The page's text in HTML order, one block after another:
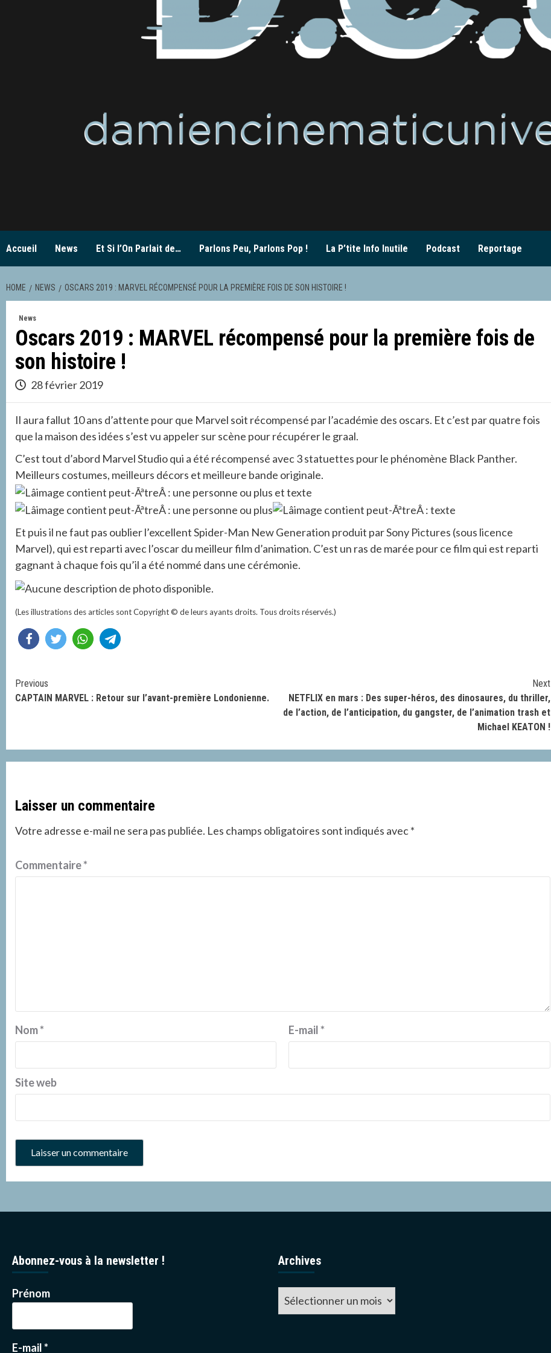
Accueil News Et Si l’On Parlait de… Parlons Peu, Parlons Pop ! La P’tite Info Inutile Podcast Reportage
HOME NEWS OSCARS 2019 : MARVEL RÉCOMPENSÉ POUR LA PREMIÈRE FOIS DE SON HISTOIRE !
News
Oscars 2019 : MARVEL récompensé pour la première fois de
son histoire !
28 février 2019
Il aura fallut 10 ans d’attente pour que Marvel soit récompensé par l’académie des oscars. Et c’est par quatre fois
que la maison des idées s’est vu appeler sur scène pour récupérer le graal.
C’est tout d’abord Marvel Studio qui a été récompensé avec 3 statuettes pour le phénomène Black Panther.
Meilleurs costumes, meilleurs décors et meilleure bande originale.
Et puis il ne faut pas oublier l’excellent Spider-Man New Generation produit par Sony Pictures (sous licence
Marvel), qui est reparti avec l’oscar du meilleur film d’animation. C’est un ras de marée pour ce film qui est reparti
gagnant à chaque fois qu’il a été nommé dans une cérémonie.
(Les illustrations des articles sont Copyright © de leurs ayants droits. Tous droits réservés.)
Continue
Reading
Previous
CAPTAIN MARVEL : Retour sur l’avant-première Londonienne.
Next
NETFLIX en mars : Des super-héros, des dinosaures, du thriller,
de l’action, de l’anticipation, du gangster, de l’animation trash et
Michael KEATON !
Laisser un commentaire
Votre adresse e-mail ne sera pas publiée. Les champs obligatoires sont indiqués avec*
Commentaire*
Nom* E-mail*
Site web
Abonnez-vous à la newsletter !
Prénom
E-mail*
Archives
Archives